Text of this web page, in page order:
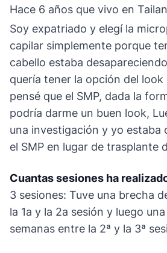
Hace 6 años que vivo en
Soy expatriado y elegí la
capilar simplemente porque
cabello estaba
quería tener la opción del look
pensé que el SMP, dada la
podría darme un buen look,
una investigación y yo estaba
el SMP en lugar de trasplante
Cuantas sesiones ha
3 sesiones: Tuve una brecha
la 1a y la 2a sesión y luego
semanas entre la 2ª y la 3ª